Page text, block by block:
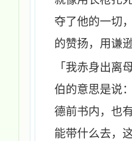
夺了他的一切
的赞扬，用谦
「我赤身出离
伯的意思是说
德前书内，也
能带什么去，